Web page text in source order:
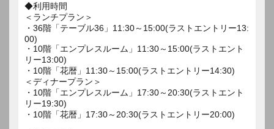
◆利用時間
＜ランチプラン＞
・36階「テーブル36」11:30～15:00(ラストエントリー13:
00)
・10階「エンプレスルーム」11:30～15:00(ラストエント
リー13:00)
・10階「花暦」11:30～15:00(ラストエントリー14:30)
＜ディナープラン＞
・10階「エンプレスルーム」17:30～20:30(ラストエント
リー19:30)
・10階「花暦」17:30～20:30(ラストエントリー20:00)